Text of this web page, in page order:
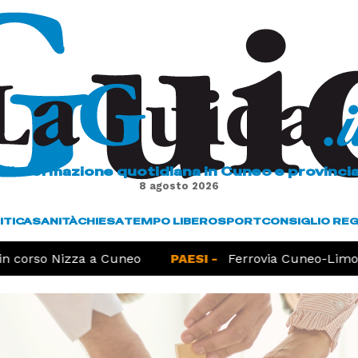
L'informazione quotidiana in Cuneo e
8 agosto 2026
SANITÀCHIESATEMPO LIBEROSPORTCONSIGLIO
Nizza a Cuneo PAESI - Ferrovia Cuneo-Limone,